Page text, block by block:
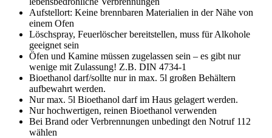
Aufstellort: Keine brennbaren Materialien in der Nähe von
einem Ofen
Löschspray, Feuerlöscher bereitstellen, muss für Alkohole
geeignet sein
Öfen und Kamine müssen zugelassen sein – es gibt nur
wenige mit Zulassung! Z.B. DIN 4734-1
Bioethanol darf/sollte nur in max. 5l großen Behältern
aufbewahrt werden.
Nur max. 5l Bioethanol darf im Haus gelagert werden.
Nur hochwertigen, reinen Bioethanol verwenden
Bei Brand oder Verbrennungen unbedingt den Notruf 112
wählen